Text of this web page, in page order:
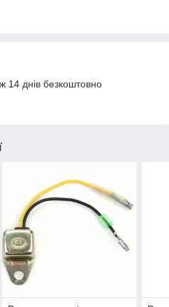
14 днів безкоштовно